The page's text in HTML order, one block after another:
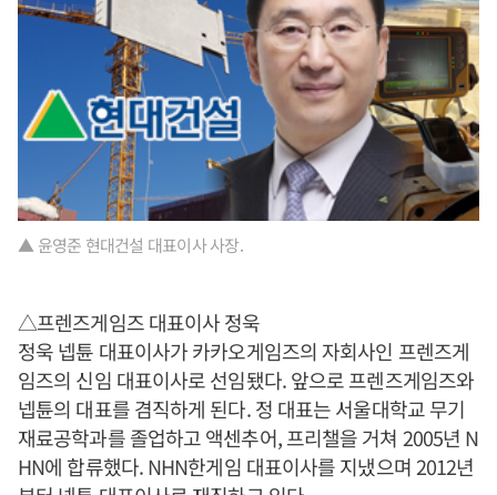
▲ 윤영준 현대건설 대표이사 사장.
△프렌즈게임즈 대표이사 정욱
정욱 넵튠 대표이사가 카카오게임즈의 자회사인 프렌즈게
임즈의 신임 대표이사로 선임됐다. 앞으로 프렌즈게임즈와
넵튠의 대표를 겸직하게 된다. 정 대표는 서울대학교 무기
재료공학과를 졸업하고 액센추어, 프리챌을 거쳐 2005년 N
HN에 합류했다. NHN한게임 대표이사를 지냈으며 2012년